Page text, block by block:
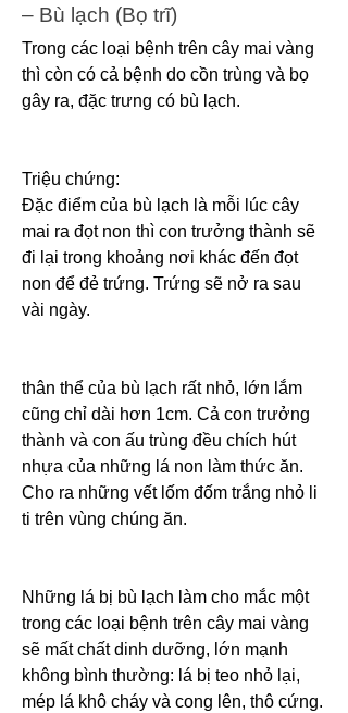
– Bù lạch (Bọ trĩ)
Trong các loại bệnh trên cây mai vàng
thì còn có cả bệnh do cồn trùng và bọ
gây ra, đặc trưng có bù lạch.
Triệu chứng:
Đặc điểm của bù lạch là mỗi lúc cây
mai ra đọt non thì con trưởng thành sẽ
đi lại trong khoảng nơi khác đến đọt
non để đẻ trứng. Trứng sẽ nở ra sau
vài ngày.
thân thể của bù lạch rất nhỏ, lớn lắm
cũng chỉ dài hơn 1cm. Cả con trưởng
thành và con ấu trùng đều chích hút
nhựa của những lá non làm thức ăn.
Cho ra những vết lốm đốm trắng nhỏ li
ti trên vùng chúng ăn.
Những lá bị bù lạch làm cho mắc một
trong các loại bệnh trên cây mai vàng
sẽ mất chất dinh dưỡng, lớn mạnh
không bình thường: lá bị teo nhỏ lại,
mép lá khô cháy và cong lên, thô cứng.